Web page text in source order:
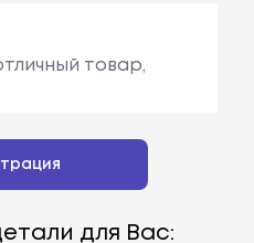
товар,
для Вас: